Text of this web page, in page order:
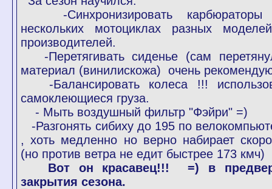
-Синхронизировать карбюраторы
нескольких мотоциклах разных
производителей.
-Перетягивать сиденье (сам
материал (винилискожа) очень
-Балансировать колеса !!!
самоклеющиеся груза.
- Мыть воздушный фильтр "Фэйри" =)
-Разгонять сибиху до 195 по
, хоть медленно но верно набирает
(но против ветра не едит быстрее 173 кмч)
Вот он красавец!!! =) в
закрытия сезона.